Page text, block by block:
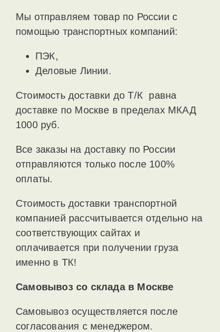
Мы отправляем товар по России с
помощью транспортных компаний:
ПЭК,
Деловые Линии.
Стоимость доставки до Т/К равна
доставке по Москве в пределах МКАД
1000 руб.
Все заказы на доставку по России
отправляются только после 100%
оплаты.
Стоимость доставки транспортной
компанией рассчитывается отдельно на
соответствующих сайтах и
оплачивается при получении груза
именно в ТК!
Самовывоз со склада в Москве
Самовывоз осуществляется после
согласования с менеджером.